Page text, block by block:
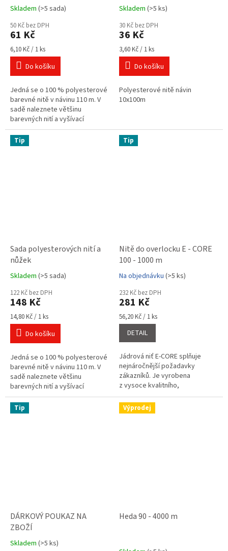
Průměrné
hodnocení
produktu
je
3,8
z
hvězdiček.
Skladem (>5 sada)
50 Kč bez DPH
61 Kč
Měrná
cena:
6,10 Kč / 1 ks
Do košíku
Jedná se o 100 % polyesterové
barevné nitě v návinu 110 m. V
sadě naleznete většinu
barevných nití a vyšívací
nůžky. Polyesterové nitě pro
overlocky i klasické šití.
Průměrné
hodnocení
produktu
je
5,0
z
hvězdiček.
Skladem (>5 ks)
30 Kč bez DPH
36 Kč
Měrná
cena:
3,60 Kč / 1 ks
Do košíku
Polyesterové nitě návin
10x100m
Tip
Sada polyesterových nití a
nůžek
Průměrné
hodnocení
produktu
je
5,0
z
hvězdiček.
Skladem (>5 sada)
122 Kč bez DPH
148 Kč
Měrná
cena:
14,80 Kč / 1 ks
Do košíku
Jedná se o 100 % polyesterové
barevné nitě v návinu 110 m. V
sadě naleznete většinu
barevných nití a vyšívací
nůžky. Polyesterové nitě pro
overlocky i klasické šití.
Tip
Nitě do overlocku E - CORE
100 - 1000 m
Průměrné
hodnocení
produktu
je
5,0
z
hvězdiček.
Na objednávku (>5 ks)
232 Kč bez DPH
281 Kč
Měrná
cena:
56,20 Kč / 1 ks
DETAIL
Jádrová niť E-CORE splňuje
nejnáročnější požadavky
zákazníků. Je vyrobena
z vysoce kvalitního,
stabilizovaného
polyesterového vlákna,
kombinací polyesterového
Tip
DÁRKOVÝ POUKAZ NA
ZBOŽÍ
Průměrné
Skladem (>5 ks)
Výprodej
Heda 90 - 4000 m